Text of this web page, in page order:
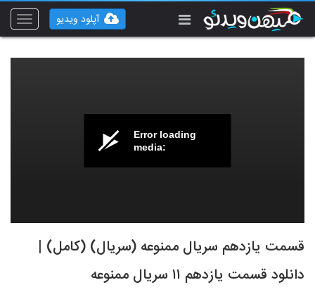
Toggle
آپلود ویدیو
Error loading
media:
قسمت یازدهم سریال ممنوعه (سریال) (کامل) |
دانلود قسمت یازدهم ۱۱ سریال ممنوعه